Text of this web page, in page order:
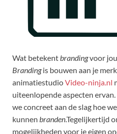
Wat betekentbrandingvoor jou
Brandingis bouwen aan je
animatiestudioVideo-ninja.nl
uiteenlopende aspecten
we concreet aan de slag hoe
kunnen branden.Tegelijkertijd
mogelijkheden voor je eigen